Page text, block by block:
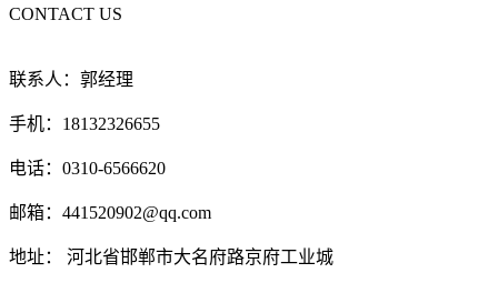
CONTACT US
联系人：郭经理
手机：18132326655
电话：0310-6566620
邮箱：441520902@qq.com
地址： 河北省邯郸市大名府路京府工业城